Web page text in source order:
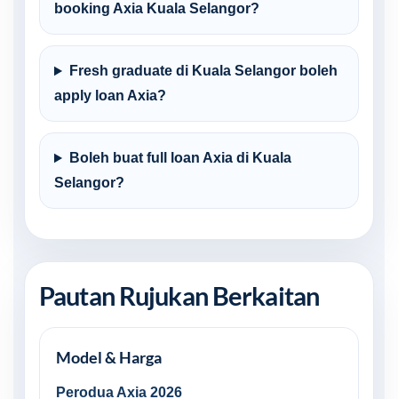
booking Axia Kuala Selangor?
Fresh graduate di Kuala Selangor boleh
apply loan Axia?
Boleh buat full loan Axia di Kuala
Selangor?
Pautan Rujukan Berkaitan
Model & Harga
Perodua Axia 2026